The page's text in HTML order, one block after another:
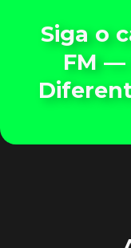
Siga o
FM —